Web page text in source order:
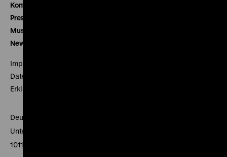
Kontakt
Presse
Museumsverein
Newsletter
Impressum
Datenschutz
Erklärung digitale Barrierefreiheit
Deutsches Historisches Museum
Unter den Linden 2
10117 Berlin